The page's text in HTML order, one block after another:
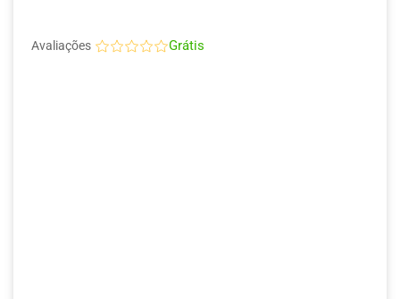
Avaliações Grátis